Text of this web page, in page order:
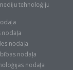
tehnoloģiju
nodaļa
nodaļa
nodaļa
nodaļa